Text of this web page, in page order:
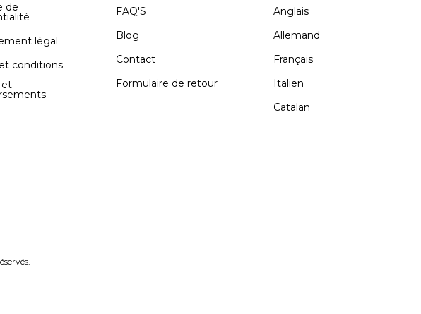
de
légal
conditions
et
FAQ'S
Blog
Contact
Formulaire de retour
Anglais
Allemand
Français
Italien
Catalan